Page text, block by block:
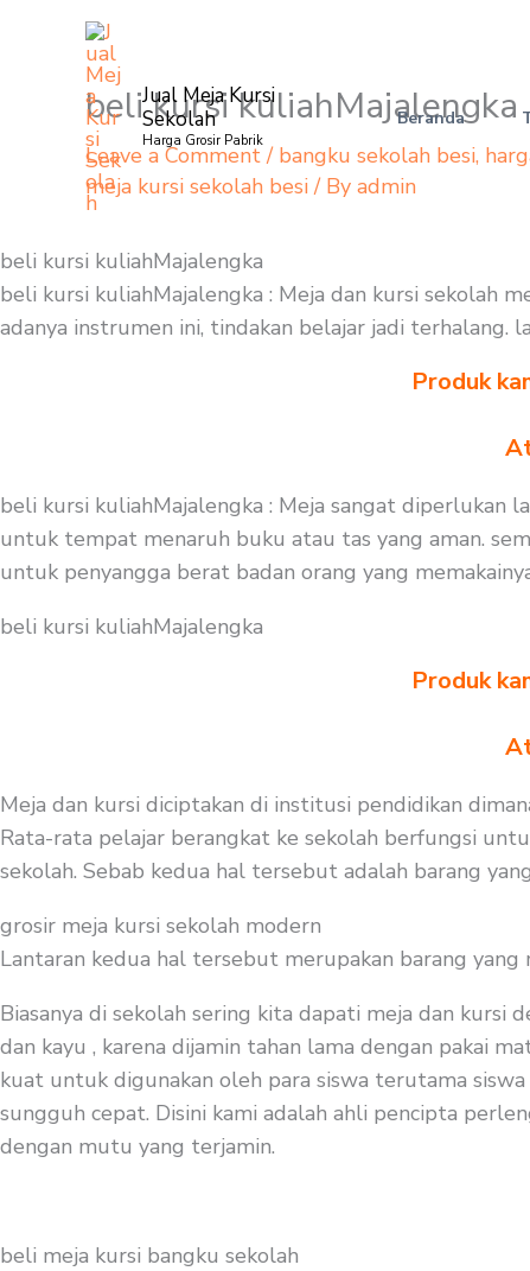
Jual Meja Kursi
Sekolah
Harga Grosir Pabrik
Beranda
beli kursi kuliahMajalengka
Leave a Comment / bangku sekolah besi,
meja kursi sekolah besi/ By admin
beli kursi kuliahMajalengka
beli kursi kuliahMajalengka : Meja dan kursi sekolah
adanya instrumen ini, tindakan belajar jadi
Produk
beli kursi kuliahMajalengka : Meja sangat diperlukan
untuk tempat menaruh buku atau tas yang aman.
untuk penyangga berat badan orang yang
beli kursi kuliahMajalengka
Produk
Meja dan kursi diciptakan di institusi pendidikan
Rata-rata pelajar berangkat ke sekolah berfungsi
sekolah. Sebab kedua hal tersebut adalah barang
grosir meja kursi sekolah modern
Lantaran kedua hal tersebut merupakan barang
Biasanya di sekolah sering kita dapati meja dan kursi
dan kayu , karena dijamin tahan lama dengan pakai
kuat untuk digunakan oleh para siswa terutama
sungguh cepat. Disini kami adalah ahli pencipta
dengan mutu yang terjamin.
beli meja kursi bangku sekolah